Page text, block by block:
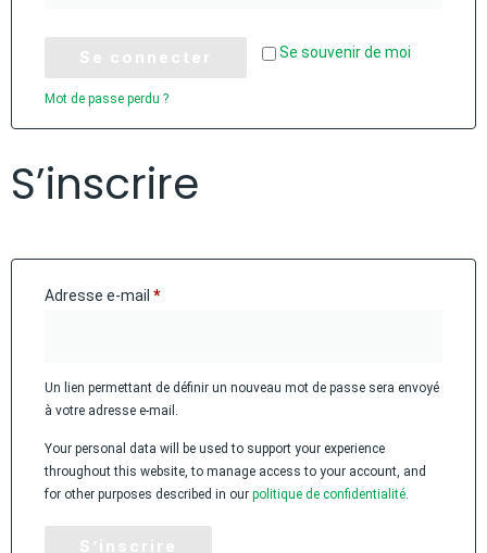
Se souvenir de moi
Se connecter
Mot de passe perdu ?
S’inscrire
Adresse e-mail *
Un lien permettant de définir un nouveau mot de passe sera envoyé
à votre adresse e-mail.
Your personal data will be used to support your experience
throughout this website, to manage access to your account, and
for other purposes described in our politique de confidentialité.
S’inscrire